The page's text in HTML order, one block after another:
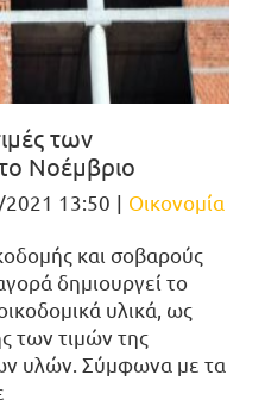
των
Νοέμβριο
13:50 | Οικονομία
και σοβαρούς
δημιουργεί το
υλικά, ως
των τιμών της
υλών. Σύμφωνα με τα